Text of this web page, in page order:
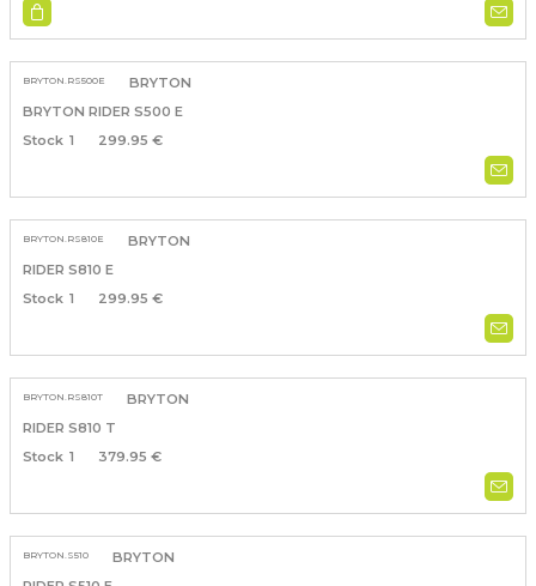
BRYTON.RS500E
BRYTON
BRYTON RIDER S500 E
1
299.95 €
BRYTON.RS810E
BRYTON
RIDER S810 E
1
299.95 €
BRYTON.RS810T
BRYTON
RIDER S810 T
1
379.95 €
BRYTON.S510
BRYTON